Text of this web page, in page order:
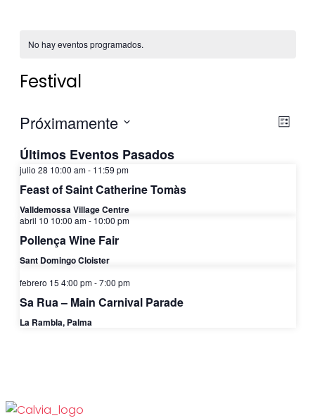
No hay eventos programados.
Festival
Lista
Próximamente
fecha.
Últimos Eventos Pasados
julio 28 10:00 am- 11:59 pm
Feast of Saint Catherine Tomàs
Valldemossa Village Centre
abril 10 10:00 am- 10:00 pm
Pollença Wine Fair
Sant Domingo Cloister
FEB
15
2026
febrero 15 4:00 pm-7:00 pm
Sa Rua – Main Carnival Parade
La Rambla, Palma